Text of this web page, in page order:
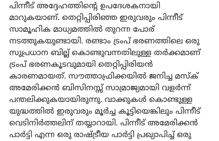
പിന്നീട് അദ്ദേഹത്തിന്റെ ഉപദേശകനായി
മാറുകയാണ്. തെറ്റിപ്പിരിഞ്ഞ ഇരുവരും പിന്നീട്
സാമൂഹിക മാധ്യമത്തില്‍ തുറന്ന പോര്
നടത്തുകയുണ്ടായി. രണ്ടാം ട്രംപ് ഭരണത്തിലെ ഒരു
സുപ്രധാന ബില്ല് കൊണ്ടുവന്നതിലുള്ള തര്‍ക്കമാണ്
ട്രംപ് ഭരണകൂടവുമായി തെറ്റിപ്പിരിയന്‍
കാരണമായത്. സൗത്താഫ്രിക്കയില്‍ ജനിച്ച മസ്‌ക്
അമേരിക്കന്‍ ബിസിനസ്സ് സാമ്രാജ്യമായി വളര്‍ന്ന്
പന്തലിക്കുകയായിരുന്നു. വാക്കുകള്‍ കൊണ്ടുള്ള
യുദ്ധത്തില്‍ ഇരുവരും മൂര്‍ച്ച കൂട്ടിയെങ്കിലും പിന്നീട്
വെടിനിര്‍ത്തലിന് തയ്യാറായി. പിന്നീട് അമേരിക്കന്‍
പാര്‍ട്ടി എന്ന ഒരു രാഷ്ട്രീയ പാര്‍ട്ടി പ്രഖ്യാപിച്ച് ഒരു